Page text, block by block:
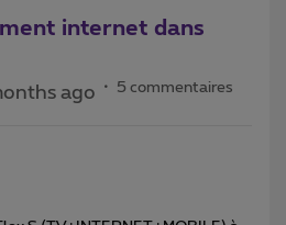
internet dans
ago 5 commentaires